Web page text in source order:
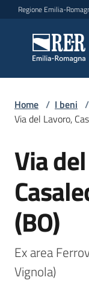
Vai al contenuto
Vai alla navigazione
Vai al footer
Regione Emilia-
beni
Menu selezionato
Il
piano
Le
politiche
Come
Home / I beni /
Via del Lavoro,
Salta al contenuto
Via
(BO)
Ex area
Vignola)